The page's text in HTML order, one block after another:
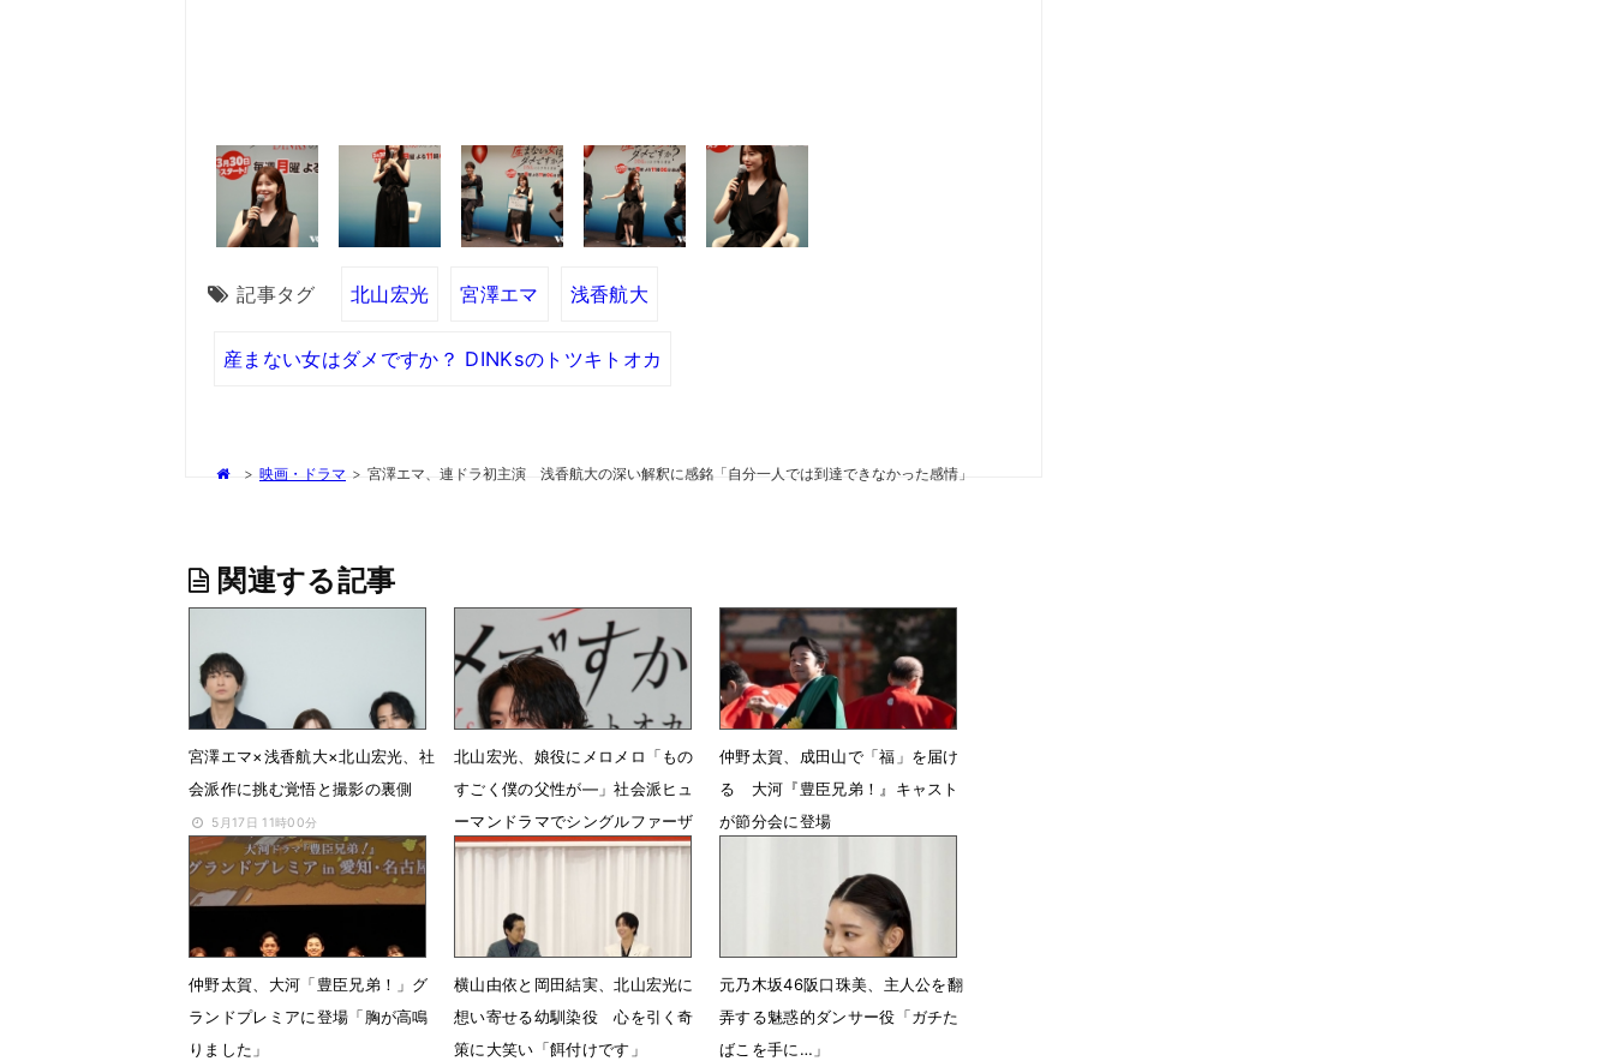
記事タグ 北山宏光 宮澤エマ 浅香航大
産まない女はダメですか？ DINKsのトツキトオカ
> 映画・ドラマ > 宮澤エマ、連ドラ初主演 浅香航大の深い解釈に感銘「自分一人では到達できなかった感情」
関連する記事
宮澤エマ×浅香航大×北山宏光、社
会派作に挑む覚悟と撮影の裏側
5月17日 11時00分
北山宏光、娘役にメロメロ「もの
すごく僕の父性が―」社会派ヒュ
ーマンドラマでシングルファーザ
ー役
仲野太賀、成田山で「福」を届け
る 大河『豊臣兄弟！』キャスト
が節分会に登場
仲野太賀、大河「豊臣兄弟！」グ
ランドプレミアに登場「胸が高鳴
りました」
横山由依と岡田結実、北山宏光に
想い寄せる幼馴染役 心を引く奇
策に大笑い「餌付けです」
元乃木坂46阪口珠美、主人公を翻
弄する魅惑的ダンサー役「ガチた
ばこを手に…」